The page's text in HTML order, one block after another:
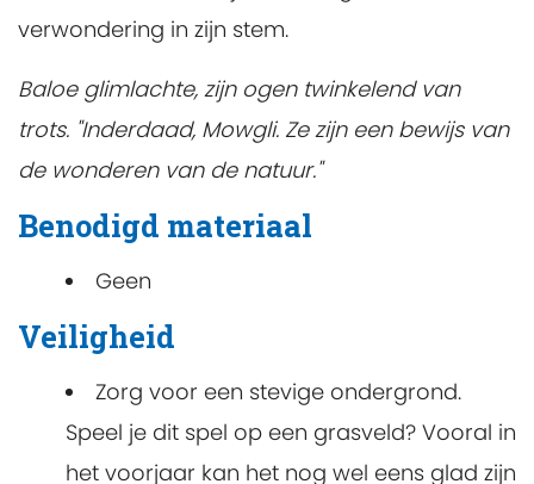
verwondering in zijn stem.
Baloe glimlachte, zijn ogen twinkelend van
trots. "Inderdaad, Mowgli. Ze zijn een bewijs van
de wonderen van de natuur."
Benodigd materiaal
Geen
Veiligheid
Zorg voor een stevige ondergrond.
Speel je dit spel op een grasveld? Vooral in
het voorjaar kan het nog wel eens glad zijn